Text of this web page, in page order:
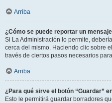
Arriba
¿Cómo se puede reportar un
Si La Administración lo permite,
cerca del mismo. Haciendo clic sobre
través de ciertos pasos necesarios
Arriba
¿Para qué sirve el botón “Guardar”
Esto le permitirá guardar borradores